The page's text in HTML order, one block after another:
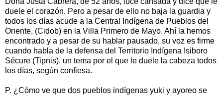
duele el corazón. Pero a pesar de ello no baja la guardia y
todos los días acude a la Central Indígena de Pueblos del
Oriente, (Cidob) en la Villa Primero de Mayo. Ahí la hemos
encontrado y a pesar de su hablar pausado, su voz es firme
cuando habla de la defensa del Territorio Indígena Isiboro
Sécure (Tipnis), un tema por el que le duele la cabeza todos
los días, según confiesa.
P. ¿Cómo ve que dos pueblos indígenas yuki y ayoreo se